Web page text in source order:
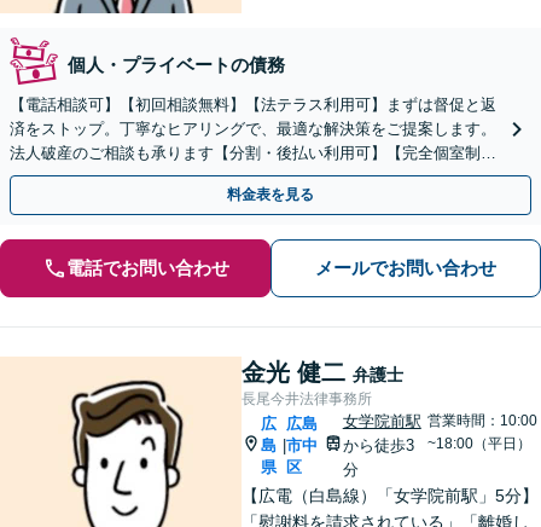
個人・プライベートの債務
【電話相談可】【初回相談無料】【法テラス利用可】まずは督促と返
済をストップ。丁寧なヒアリングで、最適な解決策をご提案します。
法人破産のご相談も承ります【分割・後払い利用可】【完全個室制】
【女学院前駅5分】
料金表を見る
電話でお問い合わせ メールでお問い合わせ
金光 健二 弁護士
長尾今井法律事務所
広
島
県
|
広島
市中
区
女学院前駅
から徒歩3
分
営業時間：10:00
~18:00（平日）
【広電（白島線）「女学院前駅」5分】
「慰謝料を請求されている」「離婚し